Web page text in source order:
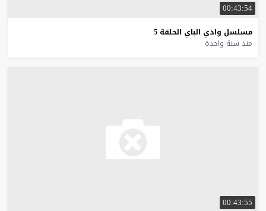
00:43:54
مسلسل وادي الباي الحلقة 5
منذ سنة واحدة
00:43:55